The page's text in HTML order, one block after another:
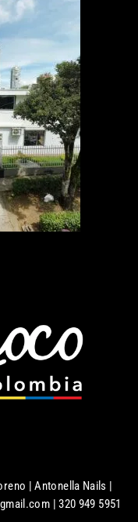
| Antonella Nails |
| 320 949 5951